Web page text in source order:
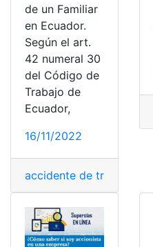
de un Familiar
en Ecuador.
Según el art.
42 numeral 30
del Código de
Trabajo de
Ecuador,
16/11/2022
accidente de trabajo